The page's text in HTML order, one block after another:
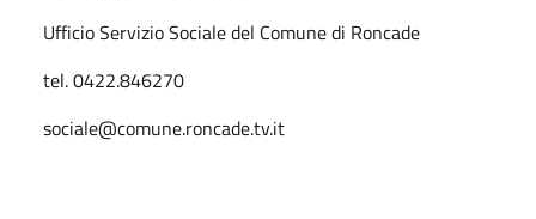
Ufficio Servizio Sociale del Comune di Roncade
tel. 0422.846270
sociale@comune.roncade.tv.it